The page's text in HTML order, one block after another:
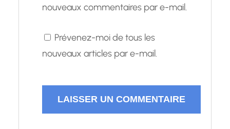
nouveaux commentaires par e-mail.
Prévenez-moi de tous les
nouveaux articles par e-mail.